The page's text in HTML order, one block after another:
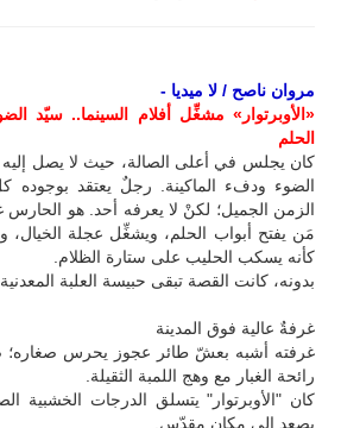
مروان ناصح / لا ميديا -
«الأوبرتوار» مشغِّل أفلام السينما.. سيّد
الحلم
كان يجلس في أعلى الصالة، حيث لا يصل إليه
الضوء ودفء الماكينة. رجلٌ يعتقد بوجوده
الزمن الجميل؛ لكنْ لا يعرفه أحد. هو الحارس
مَن يفتح أبواب الحلم، ويشغِّل عجلة الخيال،
كأنه يسكب الحليب على ستارة الظلام.
بدونه، كانت القصة تبقى حبيسة العلبة
غرفةٌ عالية فوق المدينة
غرفته أشبه بعشّ طائر عجوز يحرس صغاره؛
رائحة الغبار مع وهج اللمبة الثقيلة.
كان "الأوبرتوار" يتسلق الدرجات الخشبية
يصعد إلى مكان مقدّس.